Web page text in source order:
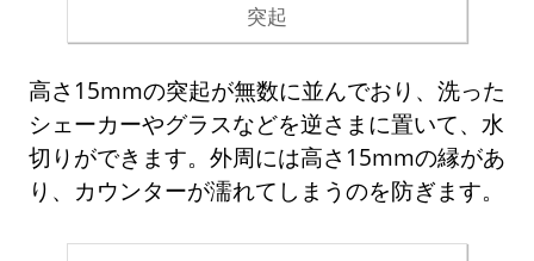
突起
高さ15mmの突起が無数に並んでおり、洗った
シェーカーやグラスなどを逆さまに置いて、水
切りができます。外周には高さ15mmの縁があ
り、カウンターが濡れてしまうのを防ぎます。